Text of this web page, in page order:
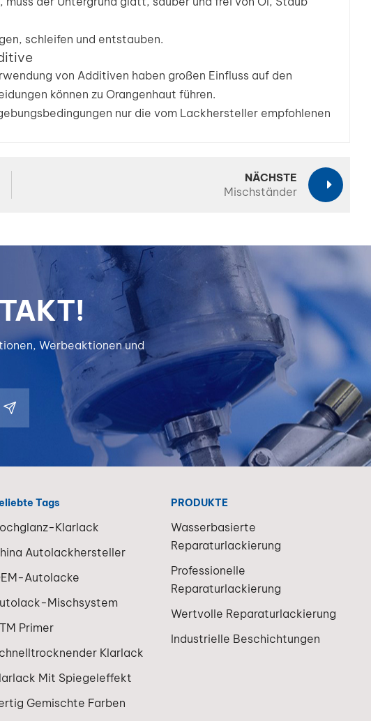
schleifen und entstauben.
von Additiven haben großen Einfluss auf den
können zu Orangenhaut führen.
nur die vom Lackhersteller empfohlenen
NÄCHSTE
Mischständer
Werbeaktionen und
PRODUKTE
Wasserbasierte
Reparaturlackierung
Professionelle
Reparaturlackierung
Wertvolle Reparaturlackierung
Industrielle Beschichtungen
Tags
Klarlack
Autolackhersteller
Autolacke
Mischsystem
Primer
Klarlack
Mit Spiegeleffekt
Gemischte Farben